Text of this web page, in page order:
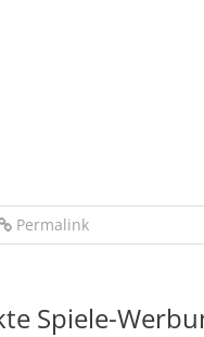
Permalink
Spiele-